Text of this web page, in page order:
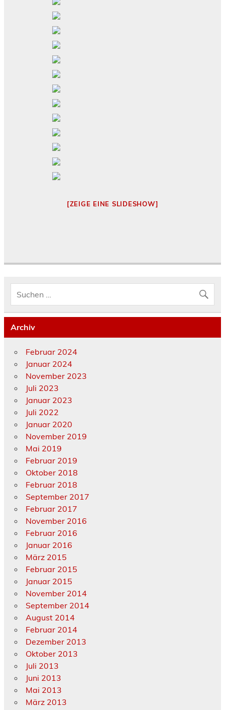
[ZEIGE EINE SLIDESHOW]
Archiv
Februar 2024
Januar 2024
November 2023
Juli 2023
Januar 2023
Juli 2022
Januar 2020
November 2019
Mai 2019
Februar 2019
Oktober 2018
Februar 2018
September 2017
Februar 2017
November 2016
Februar 2016
Januar 2016
März 2015
Februar 2015
Januar 2015
November 2014
September 2014
August 2014
Februar 2014
Dezember 2013
Oktober 2013
Juli 2013
Juni 2013
Mai 2013
März 2013